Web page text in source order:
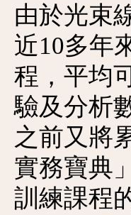
由於光束
近10多年
程，平均
驗及分析
之前又將
實務寶典
訓練課程